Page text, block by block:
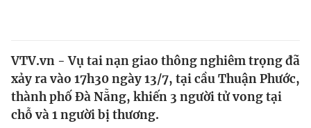
Thế giới
Tin tức
VTV.vn - Vụ tai nạn giao thông nghiêm trọng đã
xảy ra vào 17h30 ngày 13/7, tại cầu Thuận Phước,
thành phố Đà Nẵng, khiến 3 người tử vong tại
chỗ và 1 người bị thương.